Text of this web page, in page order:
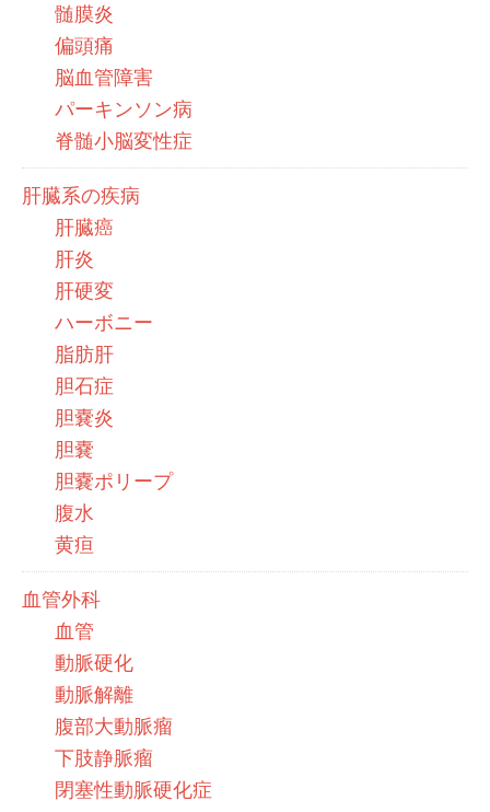
髄膜炎
偏頭痛
脳血管障害
パーキンソン病
脊髄小脳変性症
肝臓系の疾病
肝臓癌
肝炎
肝硬変
ハーボニー
脂肪肝
胆石症
胆嚢炎
胆嚢
胆嚢ポリープ
腹水
黄疸
血管外科
血管
動脈硬化
動脈解離
腹部大動脈瘤
下肢静脈瘤
閉塞性動脈硬化症